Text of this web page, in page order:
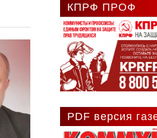
КПРФ ПРОФ
PDF версия